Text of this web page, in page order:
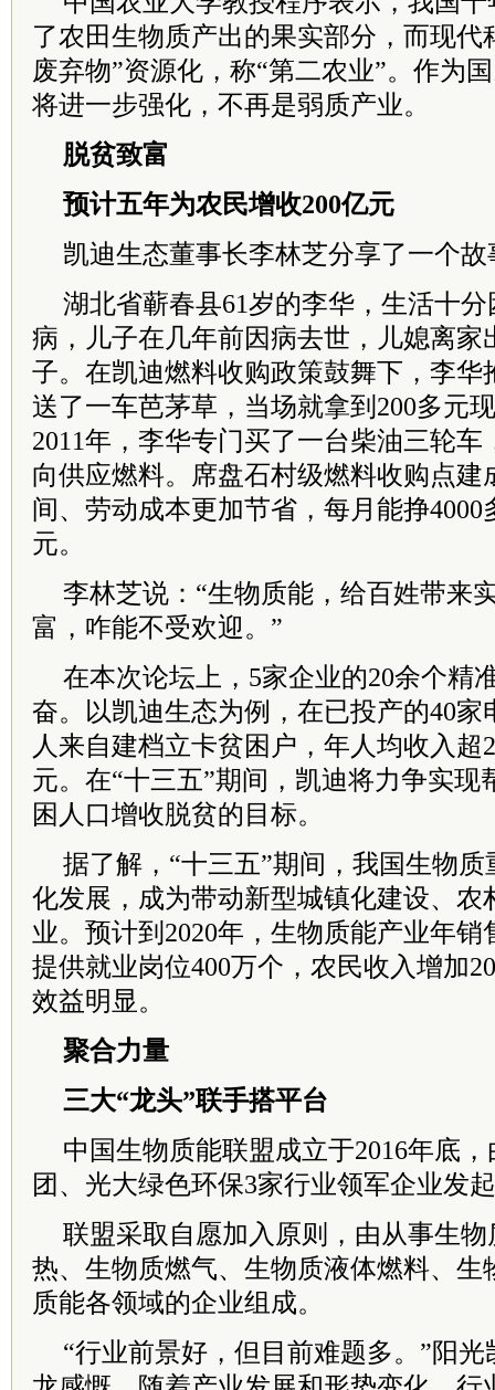
了农田生物质产出的果实部分，而现代
废弃物”资源化，称“第二农业”。作为
将进一步强化，不再是弱质产业。
脱贫致富
预计五年为农民增收200亿元
凯迪生态董事长李林芝分享了一个故
湖北省蕲春县61岁的李华，生活十
病，儿子在几年前因病去世，儿媳离家
子。在凯迪燃料收购政策鼓舞下，李华
送了一车芭茅草，当场就拿到200多元
2011年，李华专门买了一台柴油三轮
向供应燃料。席盘石村级燃料收购点建
间、劳动成本更加节省，每月能挣4000
元。
李林芝说：“生物质能，给百姓带来
富，咋能不受欢迎。”
在本次论坛上，5家企业的20余个精
奋。以凯迪生态为例，在已投产的40家
人来自建档立卡贫困户，年人均收入超
元。在“十三五”期间，凯迪将力争实现
困人口增收脱贫的目标。
据了解，“十三五”期间，我国生物
化发展，成为带动新型城镇化建设、农
业。预计到2020年，生物质能产业年销
提供就业岗位400万个，农民收入增加
效益明显。
聚合力量
三大“龙头”联手搭平台
中国生物质能联盟成立于2016年底
团、光大绿色环保3家行业领军企业发
联盟采取自愿加入原则，由从事生
热、生物质燃气、生物质液体燃料、生
质能各领域的企业组成。
“行业前景好，但目前难题多。”阳